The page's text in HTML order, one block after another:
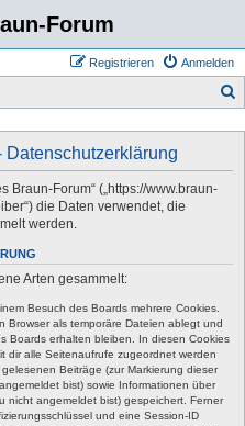
Forum
Anmelden
Registrieren
Datenschutzerklärung
Braun-Forum“ („https://www.braun-
die Daten verwendet, die
werden.
Arten gesammelt:
Besuch des Boards mehrere Cookies.
Browser als temporäre Dateien ablegt und
Boards erhalten bleiben. In diesen Cookies
dir alle Seitenaufrufe zugeordnet werden
Beiträge (zur Markierung dieser
bist) sowie Informationen über
nicht angemeldet bist) gespeichert. Ferner
und eine Session-ID